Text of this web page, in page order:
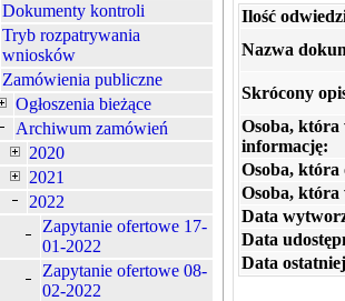
Dokumenty kontroli
Tryb rozpatrywania
wniosków
Zamówienia publiczne
Ogłoszenia bieżące
Archiwum zamówień
2020
2021
2022
Zapytanie ofertowe 17-
01-2022
Zapytanie ofertowe 08-
02-2022
Ilość
Nazwa
Skrócony
Osoba, która
informację:
Osoba, która
Osoba, która
Data
Data
Data